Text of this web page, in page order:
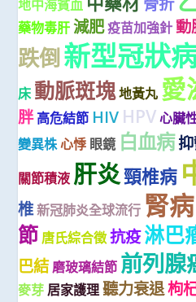
地中海貧血
藥物毒肝 減肥疫苗加強針 動
跌倒新型冠狀
床 動脈斑塊地黃丸 愛
胖 高危結節 HIV HPV 心臟
變異株心悸 眼鏡 白血病
關節積液 肝炎頸椎病
椎新冠肺炎全球流行 腎病
節 唐氏綜合徵抗疫淋巴
巴結磨玻璃結節 前列腺
麥芽 居家護理 聽力衰退枸